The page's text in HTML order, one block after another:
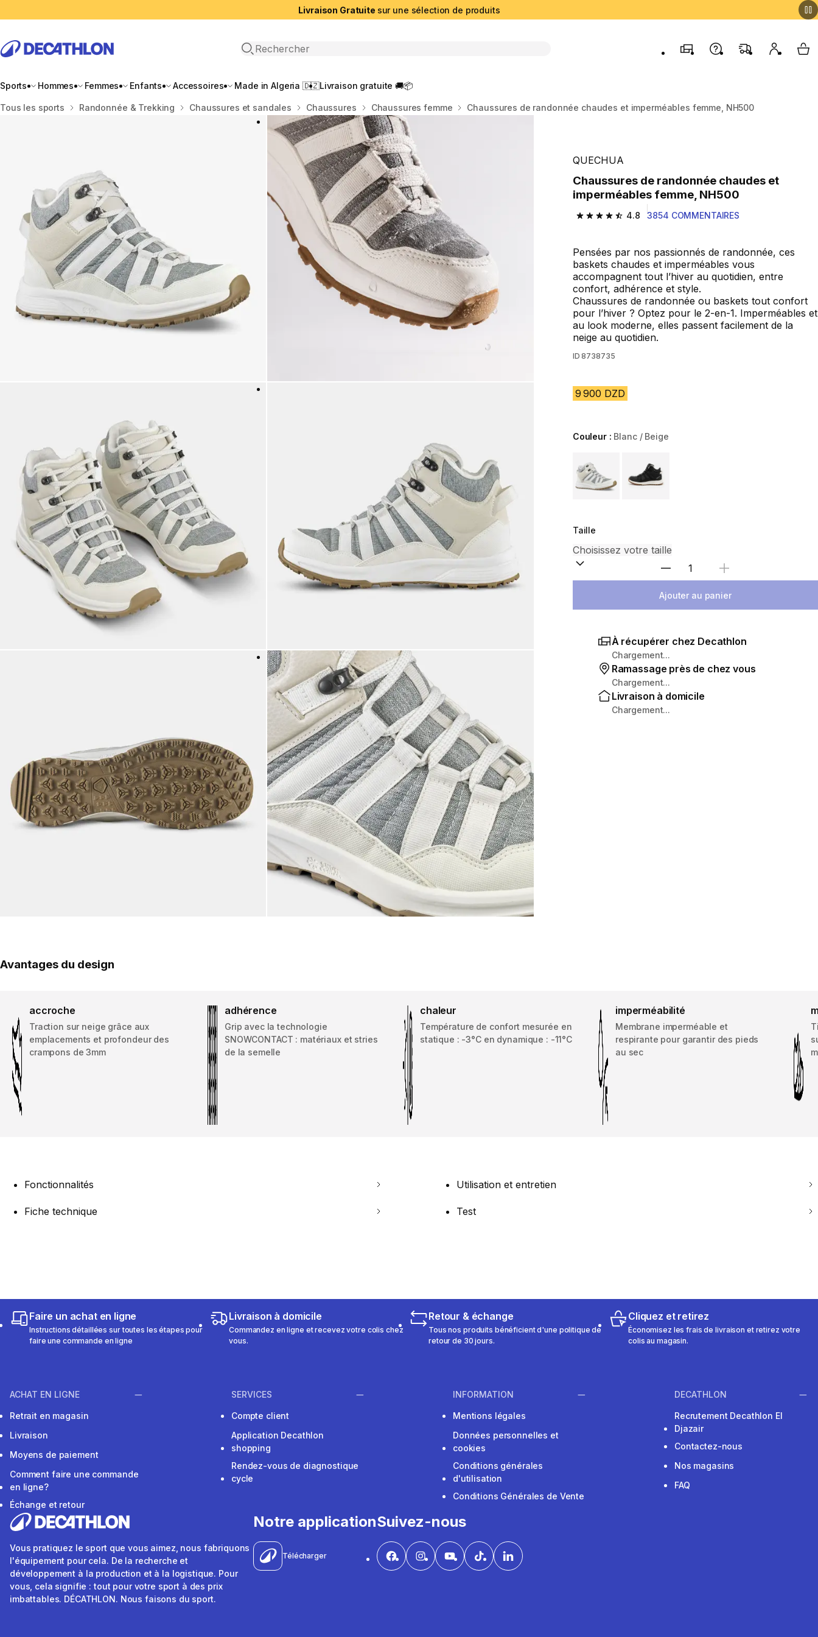
Livraison Gratuite sur une sélection de produits
Recherche ouverte
MagasinsContactez-nous
FAQ Mon My
Sports Hommes Femmes Enfants Accessoires Made in Algeria 🇩🇿Livraison gratuite 🚚📦
Accueil
Tous les sports Randonnée & Trekking Chaussures et sandales Chaussures Chaussures femme Chaussures de randonnée chaudes et imperméables femme, NH500
QUECHUA
Chaussures de randonnée chaudes et
imperméables femme, NH500
4.8
4.8 out of 5 stars from 3854 reviews
3854 COMMENTAIRES
Pensées par nos passionnés de randonnée, ces
baskets chaudes et imperméables vous
accompagnent tout l’hiver au quotidien, entre
confort, adhérence et style.
Chaussures de randonnée ou baskets tout confort
pour l’hiver ? Optez pour le 2-en-1. Imperméables et
au look moderne, elles passent facilement de la
neige au quotidien.
ID 8738735
9 900 DZD
Couleur : Blanc / Beige
Taille
Sélectionnez la quantité
Ajouter au panier
À récupérer chez Decathlon
Chargement...
Ramassage près de chez vous
Chargement...
Livraison à domicile
Chargement...
Avantages du design
accroche
Traction sur neige grâce aux
emplacements et profondeur des
crampons de 3mm
adhérence
Grip avec la technologie
SNOWCONTACT : matériaux et stries
de la semelle
chaleur
Température de confort mesurée en
statique : -3°C en dynamique : -11°C
imperméabilité
Membrane imperméable et
respirante pour garantir des pieds
au sec
Fonctionnalités Utilisation et entretien
Fiche technique Test
Faire un achat en ligne
Instructions détaillées sur toutes les étapes pour
faire une commande en ligne
Livraison à domicile
Commandez en ligne et recevez votre colis chez
vous.
Retour & échange
Tous nos produits bénéficient d'une politique de
retour de 30 jours.
Cliquez et retirez
Économisez les frais de livraison et retirez votre
colis au magasin.
ACHAT EN LIGNE
Retrait en magasin
Livraison
Moyens de paiement
Comment faire une commande
en ligne?
Échange et retour
SERVICES
Compte client
Application Decathlon
shopping
Rendez-vous de diagnostique
cycle
INFORMATION
Mentions légales
Données personnelles et
cookies
Conditions générales
d'utilisation
Conditions Générales de Vente
DECATHLON
Recrutement Decathlon El
Djazair
Contactez-nous
Nos magasins
FAQ
Vous pratiquez le sport que vous aimez, nous fabriquons
l'équipement pour cela. De la recherche et
développement à la production et à la logistique. Pour
vous, cela signifie : tout pour votre sport à des prix
imbattables. DÉCATHLON. Nous faisons du sport.
Notre application
Télécharger
Suivez-nous